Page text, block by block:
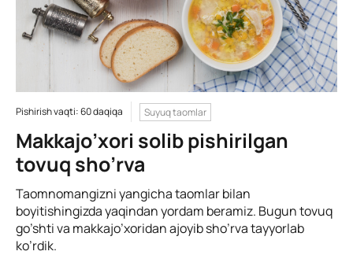
Pishirish vaqti: 60 daqiqa Suyuq taomlar
Makkajo’xori solib pishirilgan
tovuq sho’rva
Taomnomangizni yangicha taomlar bilan
boyitishingizda yaqindan yordam beramiz. Bugun tovuq
go’shti va makkajo’xoridan ajoyib sho’rva tayyorlab
ko’rdik.